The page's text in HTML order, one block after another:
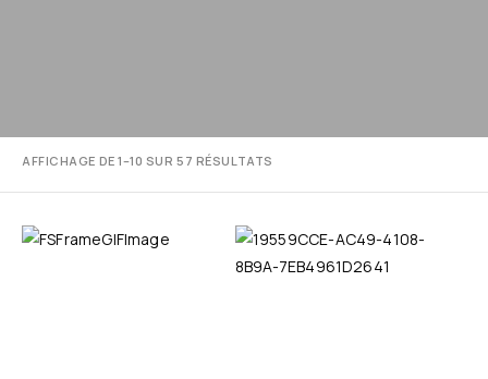
AFFICHAGE DE 1–10 SUR 57 RÉSULTATS